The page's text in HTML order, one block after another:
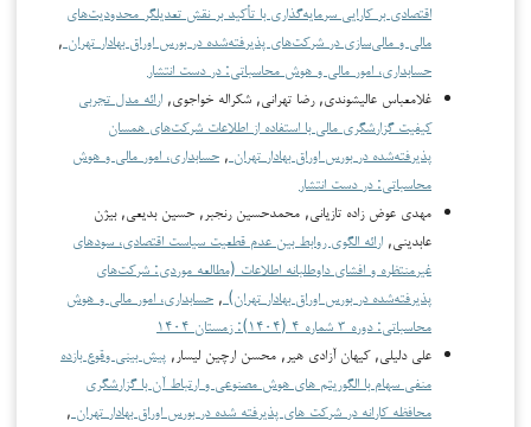
اقتصادی بر کارایی سرمایه‌گذاری با تأکید بر نقش تعدیلگر محدودیت‌های
مالی و مالی‌سازی در شرکت‌های پذیرفته‌شده در بورس اوراق بهادار تهران ,
حسابداری، امور مالی و هوش محاسباتی: در دست انتشار
غلامعباس عالیشوندی, رضا تهرانی, شکراله خواجوی, ارائه مدل تجربی
کیفیت گزارشگری مالی با استفاده از اطلاعات شرکت‌های همسان
پذیرفته‌شده در بورس اوراق بهادار تهران , حسابداری، امور مالی و هوش
محاسباتی: در دست انتشار
مهدی عوض زاده تازیانی, محمدحسین رنجبر, حسین بدیعی, بیژن
عابدینی, ارائه الگوی روابط بین عدم قطعیت سیاست اقتصادی، سودهای
غیرمنتظره و افشای داوطلبانه اطلاعات (مطالعه موردی: شرکت‌های
پذیرفته‌شده در بورس اوراق بهادار تهران) , حسابداری، امور مالی و هوش
محاسباتی: دوره ۳ شماره ۴ (۱۴۰۴): زمستان ۱۴۰۴
علی دلیلی, کیهان آزادی هیر, محسن ارچین لیسار, پیش بینی وقوع بازده
منفی سهام با الگوریتم های هوش مصنوعی و ارتباط آن با گزارشگری
محافظه کارانه در شرکت های پذیرفته شده در بورس اوراق بهادار تهران ,